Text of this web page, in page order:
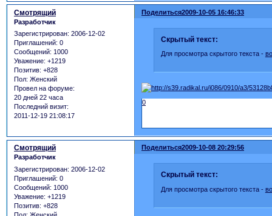
Поделиться2009-10-05 16:46:33
Смотрящий
Разработчик
Зарегистрирован: 2006-12-02
Приглашений: 0
Сообщений: 1000
Уважение: +1219
Позитив: +828
Пол: Женский
Провел на форуме:
20 дней 22 часа
Последний визит:
2011-12-19 21:08:17
Скрытый текст:
Для просмотра скрытого текста -
0
Поделиться2009-10-08 20:29:56
Смотрящий
Разработчик
Зарегистрирован: 2006-12-02
Приглашений: 0
Сообщений: 1000
Уважение: +1219
Позитив: +828
Скрытый текст:
Для просмотра скрытого текста -